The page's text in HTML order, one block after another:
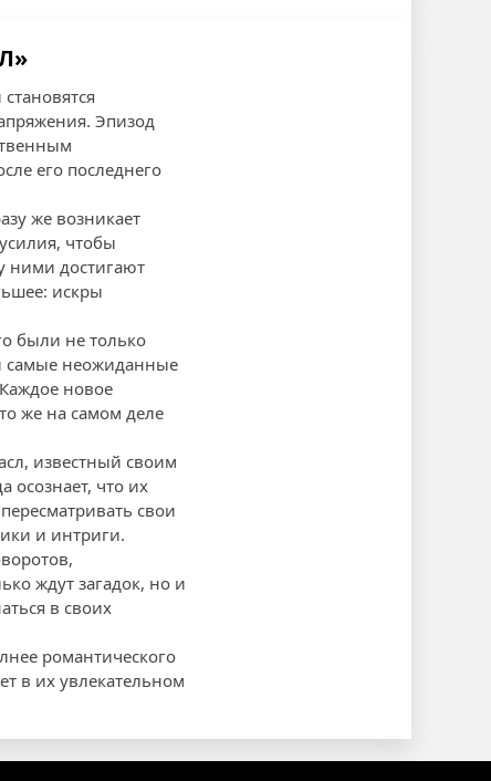
Эпизод
его последнего
же возникает
чтобы
ними достигают
искры
были не только
самые неожиданные
новое
же на самом деле
известный своим
осознает, что их
свои
и интриги.
ждут загадок, но и
в своих
романтического
в их увлекательном